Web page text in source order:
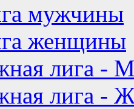
мужчины
женщины
лига -
лига -